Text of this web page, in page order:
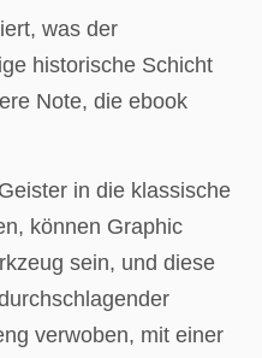
was der
historische Schicht
Note, die ebook
in die klassische
können Graphic
sein, und diese
verwoben, mit einer